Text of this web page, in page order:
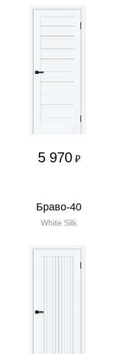
5 970 ₽
Браво-40
White Silk